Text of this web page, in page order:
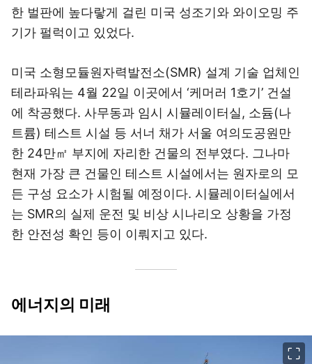
한 벌판에 높다랗게 걸린 미국 성조기와 와이오밍 주
기가 펄럭이고 있었다.
미국 소형모듈원자력발전소(SMR) 설계 기술 업체인
테라파워는 4월 22일 이곳에서 ‘케머러 1호기’ 건설
에 착공했다. 사무동과 임시 시뮬레이터실, 소듐(나
트륨) 테스트 시설 등 서너 채가 서울 여의도공원만
한 24만㎡ 부지에 자리한 건물의 전부였다. 그나마
현재 가장 큰 건물인 테스트 시설에서는 원자로의 모
든 구성 요소가 시험될 예정이다. 시뮬레이터실에서
는 SMR의 실제 운전 및 비상 시나리오 상황을 가정
한 안전성 확인 등이 이뤄지고 있다.
에너지의 미래